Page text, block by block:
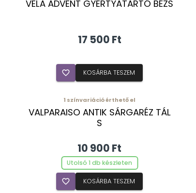
VELA ADVENT GYERTYATARTÓ BÉZS
17 500 Ft
favorite_border KOSÁRBA TESZEM
1 színvariáció érthető el
VALPARAISO ANTIK SÁRGARÉZ TÁL
S
10 900 Ft
Utolsó 1 db készleten
favorite_border KOSÁRBA TESZEM